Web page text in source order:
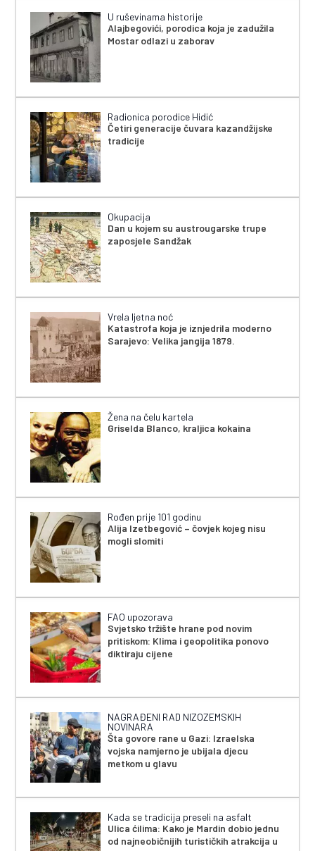
U ruševinama historije
Alajbegovići, porodica koja je zadužila
Mostar odlazi u zaborav
Radionica porodice Hidić
Četiri generacije čuvara kazandžijske
tradicije
Okupacija
Dan u kojem su austrougarske trupe
zaposjele Sandžak
Vrela ljetna noć
Katastrofa koja je iznjedrila moderno
Sarajevo: Velika jangija 1879.
Žena na čelu kartela
Griselda Blanco, kraljica kokaina
Rođen prije 101 godinu
Alija Izetbegović – čovjek kojeg nisu
mogli slomiti
FAO upozorava
Svjetsko tržište hrane pod novim
pritiskom: Klima i geopolitika ponovo
diktiraju cijene
NAGRAĐENI RAD NIZOZEMSKIH
NOVINARA
Šta govore rane u Gazi: Izraelska
vojska namjerno je ubijala djecu
metkom u glavu
Kada se tradicija preseli na asfalt
Ulica ćilima: Kako je Mardin dobio jednu
od najneobičnijih turističkih atrakcija u